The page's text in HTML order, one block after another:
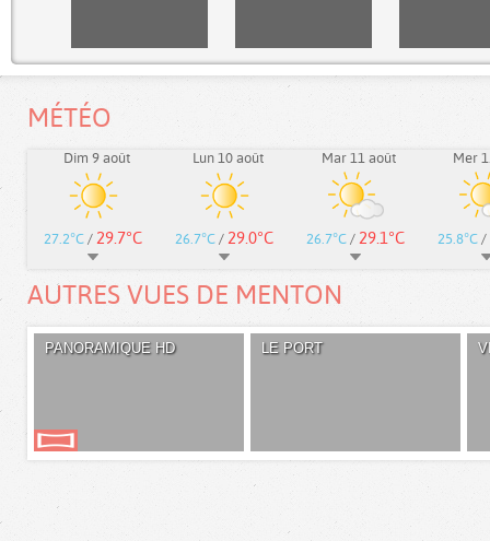
MÉTÉO
Dim 9 août
27.2°C / 29.7°C
Lun 10 août
26.7°C / 29.0°C
Mar 11 août
26.7°C / 29.1°C
Mer
25.8°C /
AUTRES VUES DE MENTON
PANORAMIQUE HD LE PORT